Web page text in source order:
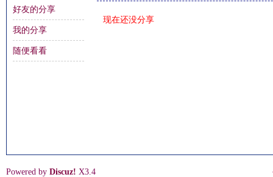
›
好友的分享
我的分享
随便看看
现在还没分享
Powered by Discuz! X3.4